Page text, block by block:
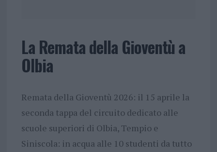
La Remata della Gioventù a
Olbia
Remata della Gioventù 2026: il 15 aprile la
seconda tappa del circuito dedicato alle
scuole superiori di Olbia, Tempio e
Siniscola: in acqua alle 10 studenti da tutto